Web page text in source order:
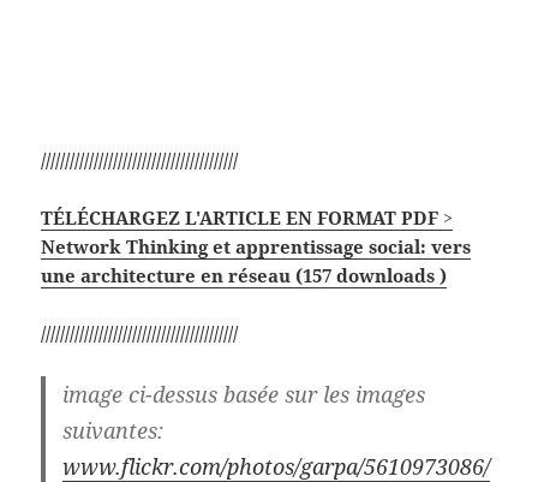
/////////////////////////////////////////
TÉLÉCHARGEZ L'ARTICLE EN FORMAT PDF >
Network Thinking et apprentissage social: vers
une architecture en réseau (157 downloads )
/////////////////////////////////////////
image ci-dessus basée sur les images
suivantes:
www.flickr.com/photos/garpa/5610973086/